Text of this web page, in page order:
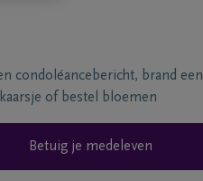
condoléancebericht, brand een
kaarsje of bestel bloemen
Betuig je medeleven